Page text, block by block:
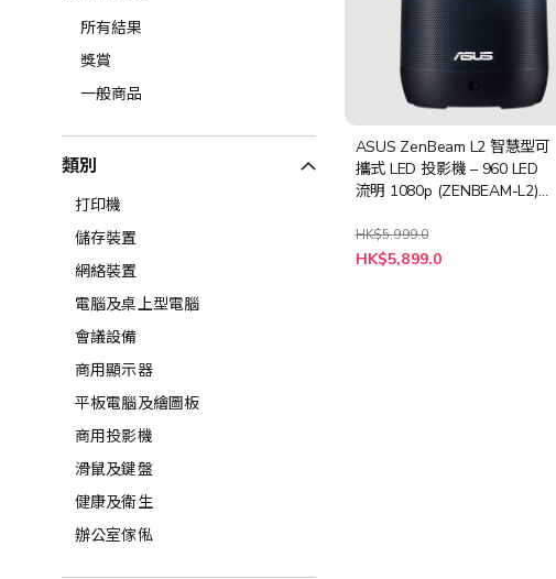
ASUS ZenBeam L2 智慧型可
攜式 LED 投影機 – 960 LED
流明 1080p (ZENBEAM-L2)
HK$5,999.0
特
殊
HK$5,899.0
所有結果
獎賞
一般商品
類別
打印機
儲存裝置
網絡裝置
電腦及桌上型電腦
會議設備
商用顯示器
平板電腦及繪圖板
商用投影機
滑鼠及鍵盤
健康及衛生
辦公室傢俬